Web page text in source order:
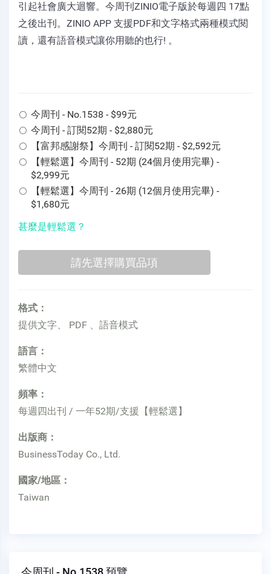
引起社會廣大迴響。今周刊ZINIO電子版於每週四 17點
之後出刊。ZINIO APP 支援PDF和文字格式兩種模式閱
讀，還有語音模式讓你用聽的也行! 。
今周刊 - No.1538 - $99元
今周刊 - 訂閱52期 - $2,880元
【富邦感謝祭】今周刊 - 訂閱52期 - $2,592元
【輕鬆選】今周刊 - 52期 (24個月使用完畢) -
$2,999元
【輕鬆選】今周刊 - 26期 (12個月使用完畢) -
$1,680元
甚麼是輕鬆選？
格式：
提供文字、 PDF 、語音模式
語言：
繁體中文
頻率：
每週四出刊 / 一年52期/支援【輕鬆選】
出版商：
BusinessToday Co., Ltd.
國家/地區：
Taiwan